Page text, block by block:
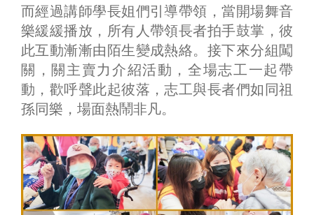
而經過講師學長姐們引導帶領，當開場舞音
樂緩緩播放，所有人帶領長者拍手鼓掌，彼
此互動漸漸由陌生變成熱絡。接下來分組闖
關，關主賣力介紹活動，全場志工一起帶
動，歡呼聲此起彼落，志工與長者們如同祖
孫同樂，場面熱鬧非凡。